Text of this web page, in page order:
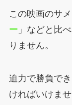
この映画のサ
ー 」などと比
りません。
迫力で勝負で
ければいけませ